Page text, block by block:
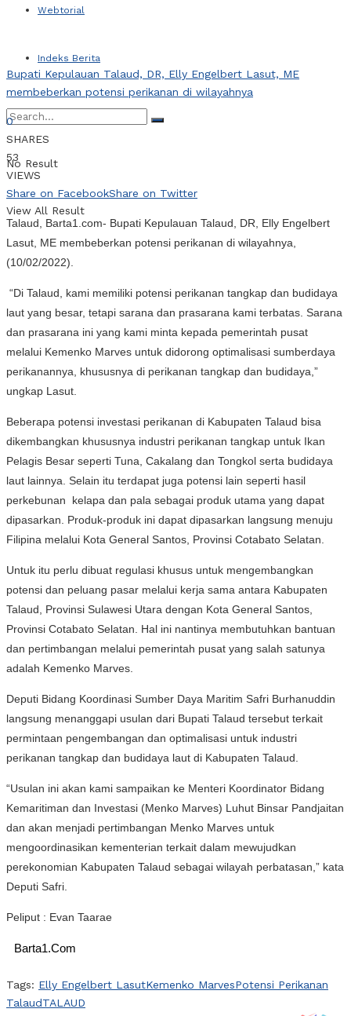
Webtorial
Indeks Berita
No Result
View All Result
Bupati Kepulauan Talaud, DR, Elly Engelbert Lasut, ME
membeberkan potensi perikanan di wilayahnya
0
SHARES
53
VIEWS
Share on FacebookShare on Twitter
Talaud, Barta1.com- Bupati Kepulauan Talaud, DR, Elly Engelbert
Lasut, ME membeberkan potensi perikanan di wilayahnya,
(10/02/2022).
“Di Talaud, kami memiliki potensi perikanan tangkap dan budidaya
laut yang besar, tetapi sarana dan prasarana kami terbatas. Sarana
dan prasarana ini yang kami minta kepada pemerintah pusat
melalui Kemenko Marves untuk didorong optimalisasi sumberdaya
perikanannya, khususnya di perikanan tangkap dan budidaya,”
ungkap Lasut.
Beberapa potensi investasi perikanan di Kabupaten Talaud bisa
dikembangkan khususnya industri perikanan tangkap untuk Ikan
Pelagis Besar seperti Tuna, Cakalang dan Tongkol serta budidaya
laut lainnya. Selain itu terdapat juga potensi lain seperti hasil
perkebunan kelapa dan pala sebagai produk utama yang dapat
dipasarkan. Produk-produk ini dapat dipasarkan langsung menuju
Filipina melalui Kota General Santos, Provinsi Cotabato Selatan.
Untuk itu perlu dibuat regulasi khusus untuk mengembangkan
potensi dan peluang pasar melalui kerja sama antara Kabupaten
Talaud, Provinsi Sulawesi Utara dengan Kota General Santos,
Provinsi Cotabato Selatan. Hal ini nantinya membutuhkan bantuan
dan pertimbangan melalui pemerintah pusat yang salah satunya
adalah Kemenko Marves.
Deputi Bidang Koordinasi Sumber Daya Maritim Safri Burhanuddin
langsung menanggapi usulan dari Bupati Talaud tersebut terkait
permintaan pengembangan dan optimalisasi untuk industri
perikanan tangkap dan budidaya laut di Kabupaten Talaud.
“Usulan ini akan kami sampaikan ke Menteri Koordinator Bidang
Kemaritiman dan Investasi (Menko Marves) Luhut Binsar Pandjaitan
dan akan menjadi pertimbangan Menko Marves untuk
mengoordinasikan kementerian terkait dalam mewujudkan
perekonomian Kabupaten Talaud sebagai wilayah perbatasan,” kata
Deputi Safri.
Peliput : Evan Taarae
Barta1.Com
Tags: Elly Engelbert LasutKemenko MarvesPotensi Perikanan
TalaudTALAUD